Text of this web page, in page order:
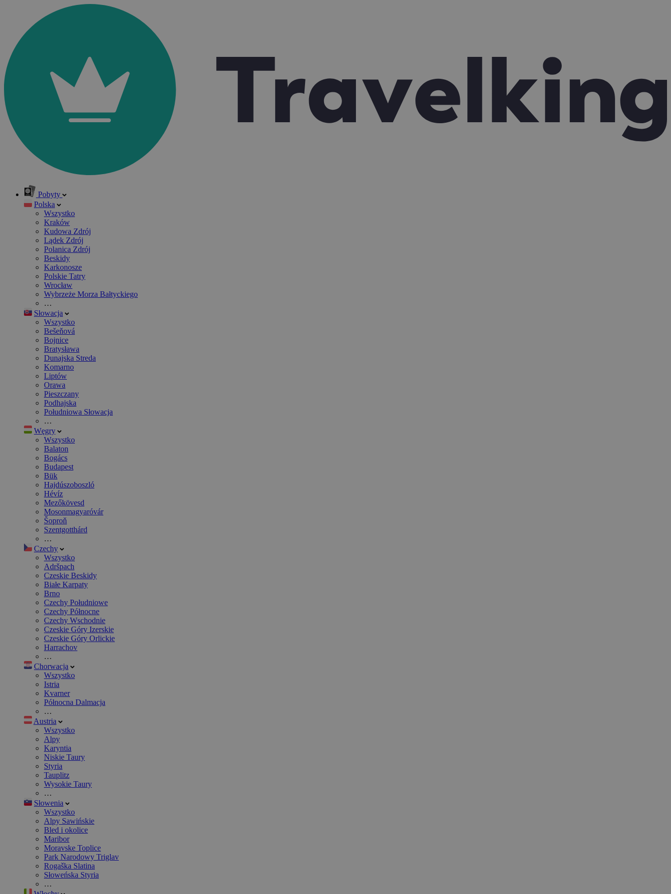
Pobyty
Polska
Wszystko
Kraków
Kudowa Zdrój
Lądek Zdrój
Polanica Zdrój
Beskidy
Karkonosze
Polskie Tatry
Wrocław
Wybrzeże Morza Bałtyckiego
…
Słowacja
Wszystko
Bešeňová
Bojnice
Bratysława
Dunajska Streda
Komarno
Liptów
Orawa
Pieszczany
Podhajska
Południowa Słowacja
…
Węgry
Wszystko
Balaton
Bogács
Budapest
Bük
Hajdúszoboszló
Hévíz
Mezőkövesd
Mosonmagyaróvár
Šoproň
Szentgotthárd
…
Czechy
Wszystko
Adršpach
Czeskie Beskidy
Białe Karpaty
Brno
Czechy Południowe
Czechy Północne
Czechy Wschodnie
Czeskie Góry Izerskie
Czeskie Góry Orlickie
Harrachov
…
Chorwacja
Wszystko
Istria
Kvarner
Północna Dalmacja
…
Austria
Wszystko
Alpy
Karyntia
Niskie Taury
Styria
Tauplitz
Wysokie Taury
…
Słowenia
Wszystko
Alpy Sawińskie
Bled i okolice
Maribor
Moravske Toplice
Park Narodowy Triglav
Rogaška Slatina
Słoweńska Styria
…